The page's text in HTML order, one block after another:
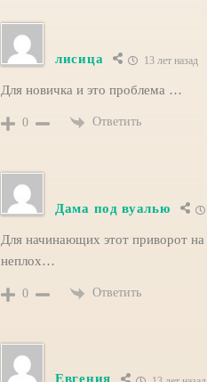
лисица 13 лет назад
Для новичка и это проблема …
0 Ответить
Дама под вуалью
Для начинающих этот приворот на
неплох…
0 Ответить
Евгения